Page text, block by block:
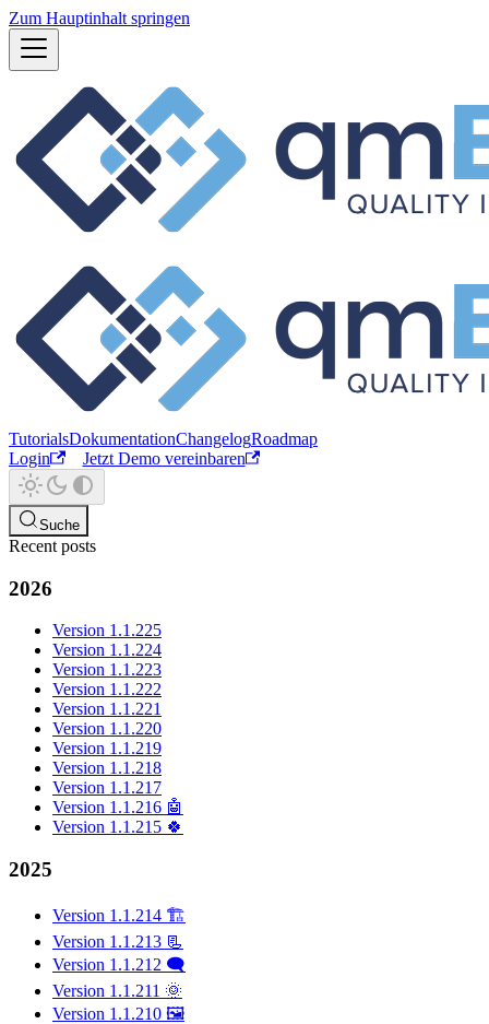
Zum Hauptinhalt springen
TutorialsDokumentationChangelogRoadmap
Login
Jetzt Demo vereinbaren
Suche
Recent posts
2026
Version 1.1.225
Version 1.1.224
Version 1.1.223
Version 1.1.222
Version 1.1.221
Version 1.1.220
Version 1.1.219
Version 1.1.218
Version 1.1.217
Version 1.1.216 🤖
Version 1.1.215 🍀
2025
Version 1.1.214 🏗️
Version 1.1.213 📃
Version 1.1.212 🗨️
Version 1.1.211 🌞
Version 1.1.210 🖼️